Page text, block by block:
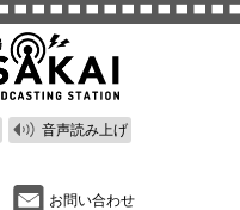
音声読み上げ
お問い合わせ